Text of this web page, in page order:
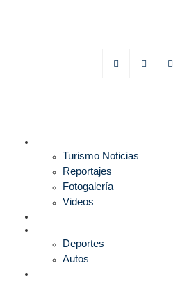
Turismo Noticias
Reportajes
Fotogalería
Videos
Deportes
Autos